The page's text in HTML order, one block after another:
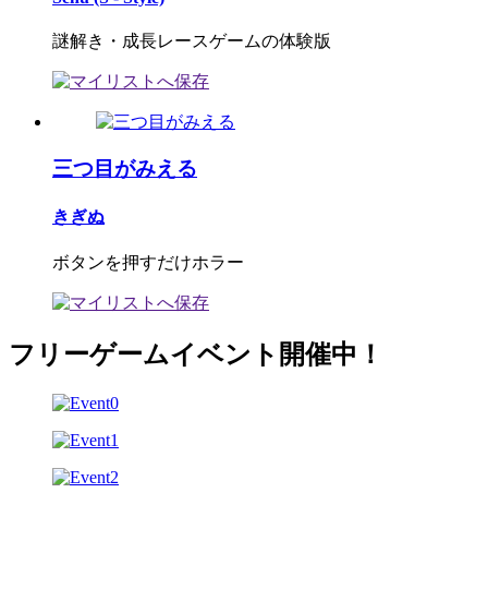
謎解き・成長レースゲームの体験版
三つ目がみえる
きぎぬ
ボタンを押すだけホラー
フリーゲームイベント開催中！